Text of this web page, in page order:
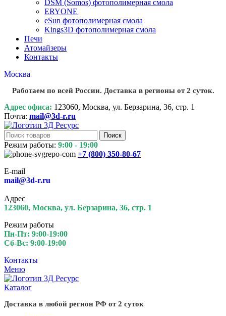
DSM (Somos) фотополимерная смола
ERYONE
eSun фотополимерная смола
Kings3D фотополимерная смола
Печи
Атомайзеры
Контакты
Москва
Работаем по всей России. Доставка в регионы от 2 суток.
Адрес офиса: 123060, Москва, ул. Берзарина, 36, стр. 1
Почта: mail@3d-r.ru
Поиск
Режим работы: 9:00 - 19:00
+7 (800) 350-80-67
E-mail
mail@3d-r.ru
Адрес
123060, Москва, ул. Берзарина, 36, стр. 1
Режим работы
Пн-Пт: 9:00-19:00
Сб-Вс: 9:00-19:00
Контакты
Меню
Каталог
Доставка в любой регион РФ от 2 суток